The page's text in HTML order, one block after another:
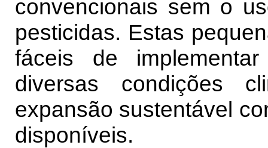
convencionais sem o
pesticidas. Estas
fáceis de
diversas condições
expansão sustentável
disponíveis.